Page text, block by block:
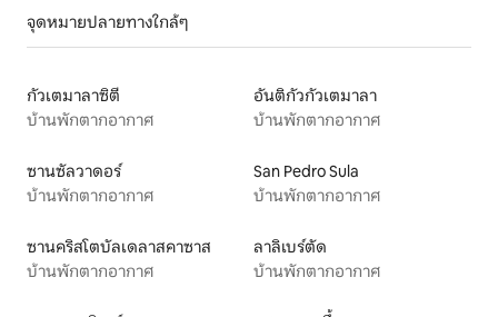
จุดหมายปลายทางใกล้ๆ
กัวเตมาลาซิตี
บ้านพักตากอากาศ
อันติกัวกัวเตมาลา
บ้านพักตากอากาศ
ซานซัลวาดอร์
บ้านพักตากอากาศ
San Pedro Sula
บ้านพักตากอากาศ
ซานคริสโตบัลเดลาสคาซาส
บ้านพักตากอากาศ
ลาลิเบร์ตัด
บ้านพักตากอากาศ